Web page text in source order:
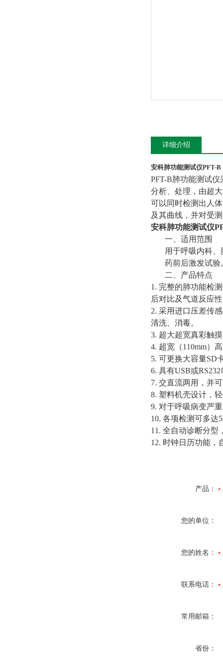
详细介绍
安科肺功能测试仪PFT-B
PFT-B肺功能测试
分析、处理，由超
可以同时检测出人
及其曲线，并对受
安科肺功能测试仪
一、适用范围
用于呼吸内科
药前后激发试验
二、产品特点
1. 完整的肺功能检
后对比及气道反应
2. 采用进口压差传
清洗、消毒。
3. 超大超宽真彩触
4. 超宽（110mm）
5. 可更换大容量SD
6. 具有USB或RS232
7. 交直流两用，并
8. 塑料机壳设计，
9. 对于呼吸病变严
10. 各项检测可多达
11. 全自动诊断分型
12. 时钟日历功能，
产品：
您的单位：
您的姓名：
联系电话：
常用邮箱：
省份：